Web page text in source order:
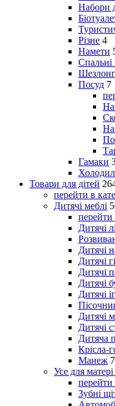
Набори
Різне 4
Намети
Посуд 7
Гамаки
Товари для дітей
перейти в
Дитячі меблі
Дитячі
Дитячі
Дитячі
Дитячі
Дитячі
Дитячі
Дитячі
Дитячі
Дитяча
Крісла-
Манеж
Усе для
Зубні